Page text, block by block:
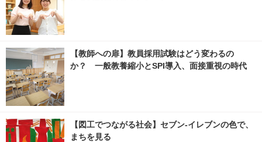
【教師への扉】教員採用試験はどう変わるの
か？ 一般教養縮小とSPI導入、面接重視の時代
【図工でつながる社会】セブン‐イレブンの色で、
まちを見る